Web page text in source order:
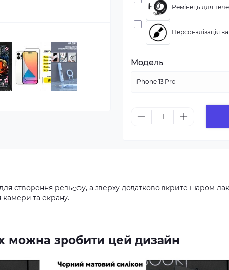
Ремінець для
Персоналізація
Модель
створення рельєфу, а зверху додатково вкрите шаром
камери та екрану.
можна зробити цей дизайн